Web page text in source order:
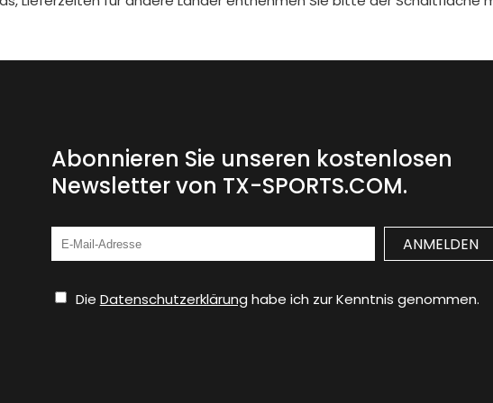
Abonnieren Sie unseren kostenlosen
Newsletter von TX-SPORTS.COM.
Die Datenschutzerklärung habe ich zur Kenntnis genommen.